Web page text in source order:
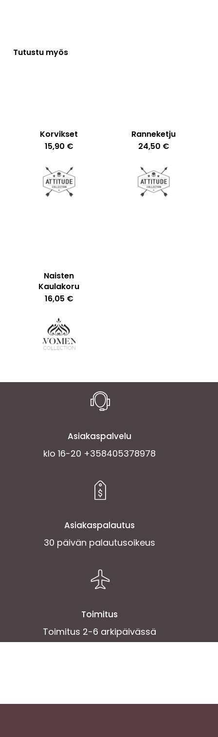
Go To Shop
Tutustu myös
Korvikset
15,90 €
Ranneketju
24,50 €
Naisten
Kaulakoru
16,05 €
Asiakaspalvelu
klo 16-20 +358405378978
Asiakaspalautus
30 päivän palautusoikeus
Toimitus
Toimitus 2-6 arkipäivässä